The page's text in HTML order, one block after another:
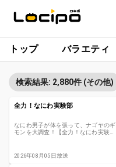
トップ バラエティ
検索結果: 2,880件 (その他)
全力！なにわ実験部
なにわ男子が体を張って、ナゴヤのギ
モンを大調査！【全力！なにわ実験部
2026年08月05日放送